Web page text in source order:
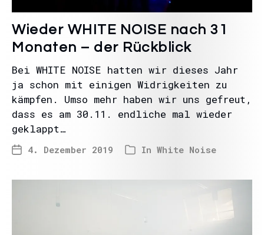
Wieder WHITE NOISE nach 31
Monaten – der Rückblick
Bei WHITE NOISE hatten wir dieses Jahr
ja schon mit einigen Widrigkeiten zu
kämpfen. Umso mehr haben wir uns gefreut,
dass es am 30.11. endliche mal wieder
geklappt…
4. Dezember 2019 In White Noise